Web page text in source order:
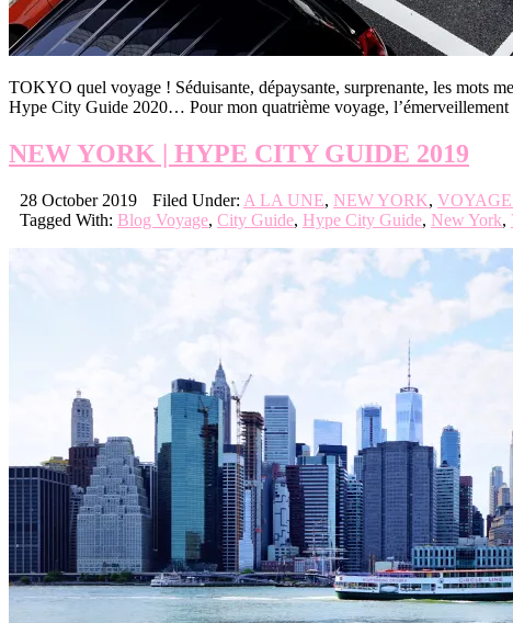
TOKYO quel voyage ! Séduisante, dépaysante, surprenante, les mots
Hype City Guide 2020… Pour mon quatrième voyage,
NEW YORK | HYPE CITY GUIDE 2019
28 October 2019 Filed Under: A LA UNE, NEW YORK,
Tagged With: Blog Voyage, City Guide, Hype City Guide, New York,